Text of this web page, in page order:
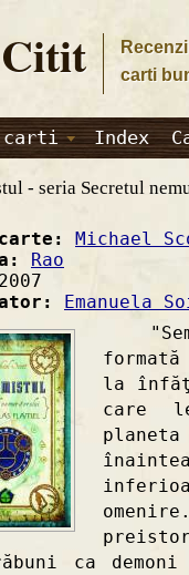
carti
carti Index
- seria Secretul
Michael
Rao
2007
Emanuela
la
care
ca